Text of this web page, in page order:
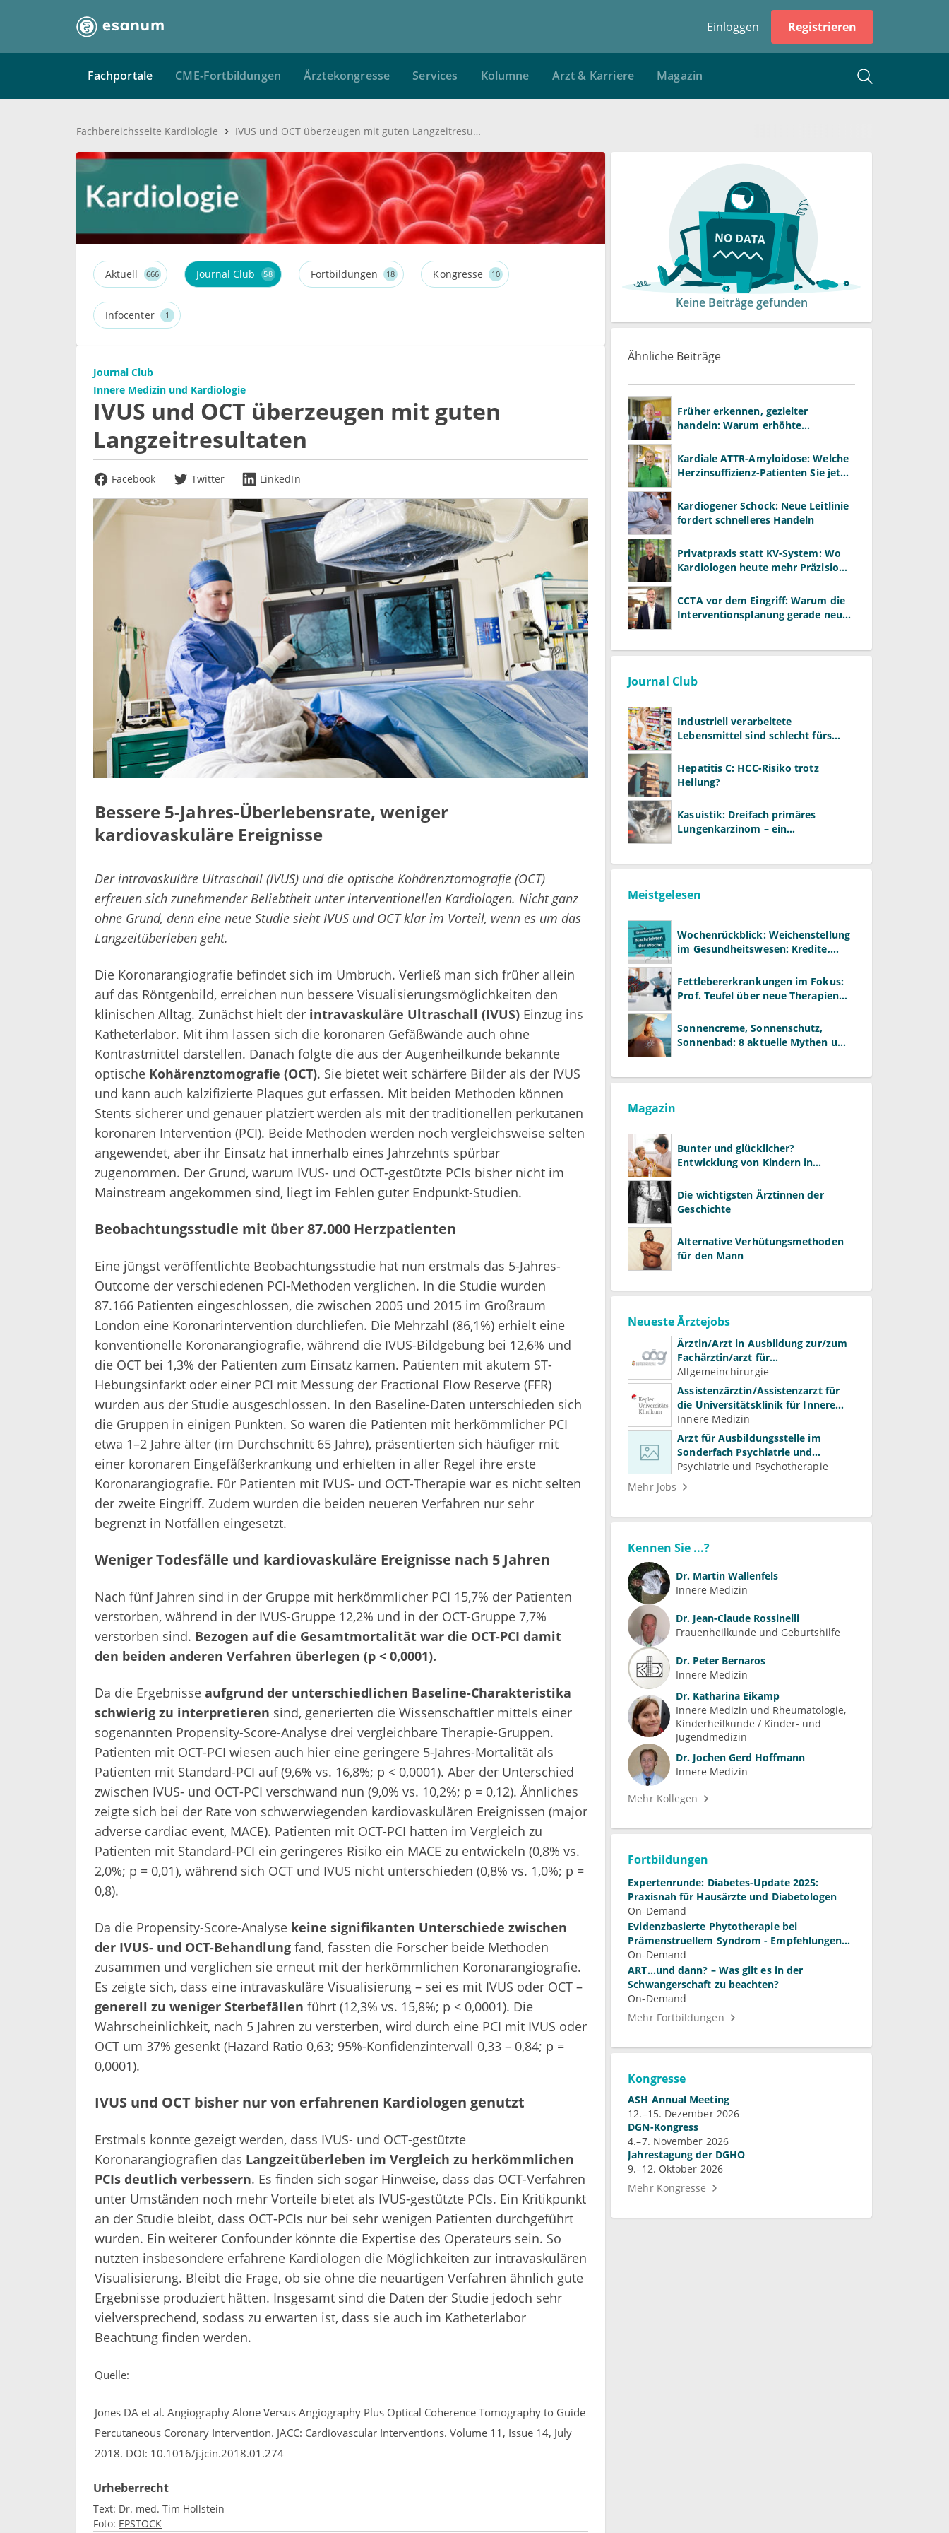
Einloggen Registrieren
Fachportale CME-Fortbildungen Ärztekongresse Services Kolumne Arzt & Karriere Magazin
Fachbereichsseite Kardiologie IVUS und OCT überzeugen mit guten Langzeitresultaten
Aktuell 666 Journal Club 58 Fortbildungen 18 Kongresse 10
Infocenter 1
Journal Club
Innere Medizin und Kardiologie
IVUS und OCT überzeugen mit guten
Langzeitresultaten
Facebook Twitter LinkedIn
Bessere 5-Jahres-Überlebensrate, weniger
kardiovaskuläre Ereignisse
Der intravaskuläre Ultraschall (IVUS) und die optische Kohärenztomografie (OCT)
erfreuen sich zunehmender Beliebtheit unter interventionellen Kardiologen. Nicht ganz
ohne Grund, denn eine neue Studie sieht IVUS und OCT klar im Vorteil, wenn es um das
Langzeitüberleben geht.
Die Koronarangiografie befindet sich im Umbruch. Verließ man sich früher allein
auf das Röntgenbild, erreichen nun bessere Visualisierungsmöglichkeiten den
klinischen Alltag. Zunächst hielt der intravaskuläre Ultraschall (IVUS)Einzug ins
Katheterlabor. Mit ihm lassen sich die koronaren Gefäßwände auch ohne
Kontrastmittel darstellen. Danach folgte die aus der Augenheilkunde bekannte
optische Kohärenztomografie (OCT). Sie bietet weit schärfere Bilder als der IVUS
und kann auch kalzifizierte Plaques gut erfassen. Mit beiden Methoden können
Stents sicherer und genauer platziert werden als mit der traditionellen perkutanen
koronaren Intervention (PCI). Beide Methoden werden noch vergleichsweise selten
angewendet, aber ihr Einsatz hat innerhalb eines Jahrzehnts spürbar
zugenommen. Der Grund, warum IVUS- und OCT-gestützte PCIs bisher nicht im
Mainstream angekommen sind, liegt im Fehlen guter Endpunkt-Studien.
Beobachtungsstudie mit über 87.000 Herzpatienten
Eine jüngst veröffentlichte Beobachtungsstudie hat nun erstmals das 5-Jahres-
Outcome der verschiedenen PCI-Methoden verglichen. In die Studie wurden
87.166 Patienten eingeschlossen, die zwischen 2005 und 2015 im Großraum
London eine Koronarintervention durchliefen. Die Mehrzahl (86,1%) erhielt eine
konventionelle Koronarangiografie, während die IVUS-Bildgebung bei 12,6% und
die OCT bei 1,3% der Patienten zum Einsatz kamen. Patienten mit akutem ST-
Hebungsinfarkt oder einer PCI mit Messung der Fractional Flow Reserve (FFR)
wurden aus der Studie ausgeschlossen. In den Baseline-Daten unterschieden sich
die Gruppen in einigen Punkten. So waren die Patienten mit herkömmlicher PCI
etwa 1–2 Jahre älter (im Durchschnitt 65 Jahre), präsentierten sich häufiger mit
einer koronaren Eingefäßerkrankung und erhielten in aller Regel ihre erste
Koronarangiografie. Für Patienten mit IVUS- und OCT-Therapie war es nicht selten
der zweite Eingriff. Zudem wurden die beiden neueren Verfahren nur sehr
begrenzt in Notfällen eingesetzt.
Weniger Todesfälle und kardiovaskuläre Ereignisse nach 5 Jahren
Nach fünf Jahren sind in der Gruppe mit herkömmlicher PCI 15,7% der Patienten
verstorben, während in der IVUS-Gruppe 12,2% und in der OCT-Gruppe 7,7%
verstorben sind. Bezogen auf die Gesamtmortalität war die OCT-PCI damit
den beiden anderen Verfahren überlegen (p < 0,0001).
Da die Ergebnisse aufgrund der unterschiedlichen Baseline-Charakteristika
schwierig zu interpretieren sind, generierten die Wissenschaftler mittels einer
sogenannten Propensity-Score-Analyse drei vergleichbare Therapie-Gruppen.
Patienten mit OCT-PCI wiesen auch hier eine geringere 5-Jahres-Mortalität als
Patienten mit Standard-PCI auf (9,6% vs. 16,8%; p < 0,0001). Aber der Unterschied
zwischen IVUS- und OCT-PCI verschwand nun (9,0% vs. 10,2%; p = 0,12). Ähnliches
zeigte sich bei der Rate von schwerwiegenden kardiovaskulären Ereignissen (major
adverse cardiac event, MACE). Patienten mit OCT-PCI hatten im Vergleich zu
Patienten mit Standard-PCI ein geringeres Risiko ein MACE zu entwickeln (0,8% vs.
2,0%; p = 0,01), während sich OCT und IVUS nicht unterschieden (0,8% vs. 1,0%; p =
0,8).
Da die Propensity-Score-Analyse keine signifikanten Unterschiede zwischen
der IVUS- und OCT-Behandlungfand, fassten die Forscher beide Methoden
zusammen und verglichen sie erneut mit der herkömmlichen Koronarangiografie.
Es zeigte sich, dass eine intravaskuläre Visualisierung – sei es mit IVUS oder OCT –
generell zu weniger Sterbefällen führt (12,3% vs. 15,8%; p < 0,0001). Die
Wahrscheinlichkeit, nach 5 Jahren zu versterben, wird durch eine PCI mit IVUS oder
OCT um 37% gesenkt (Hazard Ratio 0,63; 95%-Konfidenzintervall 0,33 – 0,84; p =
0,0001).
IVUS und OCT bisher nur von erfahrenen Kardiologen genutzt
Erstmals konnte gezeigt werden, dass IVUS- und OCT-gestützte
Koronarangiografien das Langzeitüberleben im Vergleich zu herkömmlichen
PCIs deutlich verbessern. Es finden sich sogar Hinweise, dass das OCT-Verfahren
unter Umständen noch mehr Vorteile bietet als IVUS-gestützte PCIs. Ein Kritikpunkt
an der Studie bleibt, dass OCT-PCIs nur bei sehr wenigen Patienten durchgeführt
wurden. Ein weiterer Confounder könnte die Expertise des Operateurs sein. So
nutzten insbesondere erfahrene Kardiologen die Möglichkeiten zur intravaskulären
Visualisierung. Bleibt die Frage, ob sie ohne die neuartigen Verfahren ähnlich gute
Ergebnisse produziert hätten. Insgesamt sind die Daten der Studie jedoch sehr
vielversprechend, sodass zu erwarten ist, dass sie auch im Katheterlabor
Beachtung finden werden.
Quelle:
Jones DA et al. Angiography Alone Versus Angiography Plus Optical Coherence Tomography to Guide
Percutaneous Coronary Intervention. JACC: Cardiovascular Interventions. Volume 11, Issue 14, July
2018. DOI: 10.1016/j.jcin.2018.01.274
Urheberrecht
Text: Dr. med. Tim Hollstein
Foto: EPSTOCK
Keine Beiträge gefunden
Ähnliche Beiträge
Früher erkennen, gezielter
handeln: Warum erhöhte
als ALT und AST
Kardiale ATTR-Amyloidose: Welche
Herzinsuffizienz-Patienten Sie jetzt
Kardiogener Schock: Neue Leitlinie
fordert schnelleres Handeln
Privatpraxis statt KV-System: Wo
Kardiologen heute mehr Präzision
entstehen
CCTA vor dem Eingriff: Warum die
Interventionsplanung gerade neu
Journal Club
Industriell verarbeitete
Lebensmittel sind schlecht fürs
Hepatitis C: HCC-Risiko trotz
Heilung?
Kasuistik: Dreifach primäres
Lungenkarzinom – ein
Meistgelesen
Wochenrückblick: Weichenstellung
im Gesundheitswesen: Kredite,
Fettlebererkrankungen im Fokus:
Prof. Teufel über neue Therapien
Sonnencreme, Sonnenschutz,
Sonnenbad: 8 aktuelle Mythen und
Magazin
Bunter und glücklicher?
Entwicklung von Kindern in
Die wichtigsten Ärztinnen der
Geschichte
Alternative Verhütungsmethoden
für den Mann
Neueste Ärztejobs
Ärztin/Arzt in Ausbildung zur/zum
Fachärztin/arzt für
Allgemeinchirurgie und
Gefäßchirurgie
Allgemeinchirurgie
Assistenzärztin/Assistenzarzt für
die Universitätsklinik für Innere
Medizin
Innere Medizin
Arzt für Ausbildungsstelle im
Sonderfach Psychiatrie und
Psychotherapeutische Medizin
(m/w/d)
Psychiatrie und Psychotherapie
Mehr Jobs
Kennen Sie ...?
Dr. Martin Wallenfels
Innere Medizin
Dr. Jean-Claude Rossinelli
Frauenheilkunde und Geburtshilfe
Dr. Peter Bernaros
Innere Medizin
Dr. Katharina Eikamp
Innere Medizin und Rheumatologie
Kinderheilkunde / Kinder- und
Jugendmedizin
Dr. Jochen Gerd Hoffmann
Innere Medizin
Mehr Kollegen
Fortbildungen
Expertenrunde: Diabetes-Update 2025:
Praxisnah für Hausärzte und Diabetologen
On-Demand
Evidenzbasierte Phytotherapie bei
Prämenstruellem Syndrom - Empfehlungen
für die Praxis
On-Demand
ART...und dann? – Was gilt es in der
Schwangerschaft zu beachten?
On-Demand
Mehr Fortbildungen
Kongresse
ASH Annual Meeting
12.–15. Dezember 2026
DGN-Kongress
4.–7. November 2026
Jahrestagung der DGHO
9.–12. Oktober 2026
Mehr Kongresse